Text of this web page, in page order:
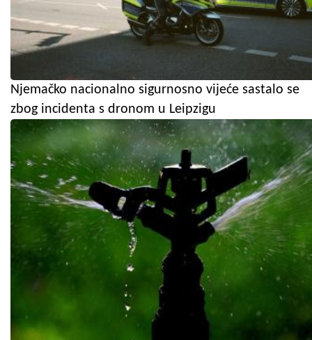
Njemačko nacionalno sigurnosno vijeće sastalo se
zbog incidenta s dronom u Leipzigu